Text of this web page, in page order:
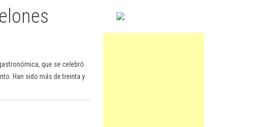
que se celebró
Han sido más de treinta y